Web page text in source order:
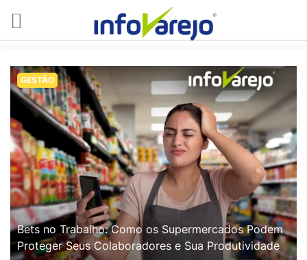
GESTÃO
Bets no Trabalho: Como os Supermercados Podem
Proteger Seus Colaboradores e Sua Produtividade